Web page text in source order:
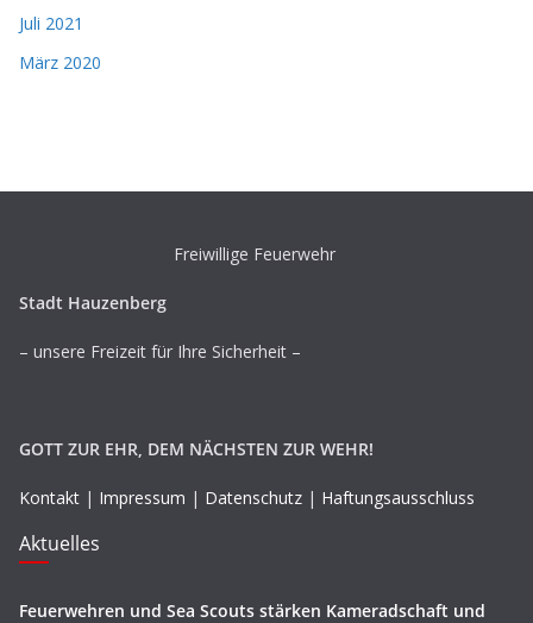
Juli 2021
März 2020
Freiwillige Feuerwehr
Stadt Hauzenberg
– unsere Freizeit für Ihre Sicherheit –
GOTT ZUR EHR, DEM NÄCHSTEN ZUR WEHR!
Kontakt | Impressum | Datenschutz | Haftungsausschluss
Aktuelles
Feuerwehren und Sea Scouts stärken Kameradschaft und